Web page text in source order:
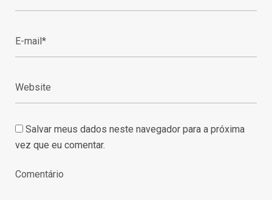
Salvar meus dados neste navegador para a próxima
vez que eu comentar.